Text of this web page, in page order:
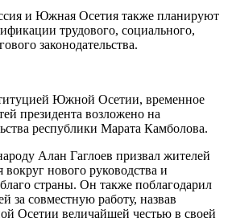
и Южная Осетия также планируют
трудового, социального,
законодательства.
Южной Осетии, временное
президента возложено на
республики Марата Камболова.
Алан Гаглоев призвал жителей
вокруг нового руководства и
страны. Он также поблагодарил
за совместную работу, назвав
Осетии величайшей честью в своей